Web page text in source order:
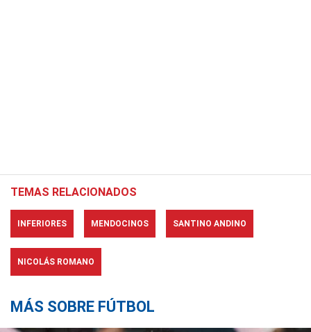
TEMAS RELACIONADOS
INFERIORES MENDOCINOS SANTINO ANDINO
NICOLÁS ROMANO
MÁS SOBRE FÚTBOL